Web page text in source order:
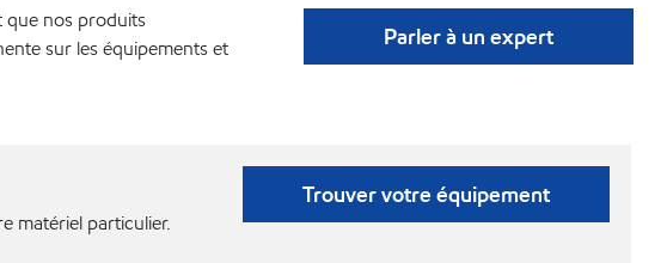
que nos produits
sur les équipements et
Parler à un expert
matériel particulier.
Trouver votre équipement